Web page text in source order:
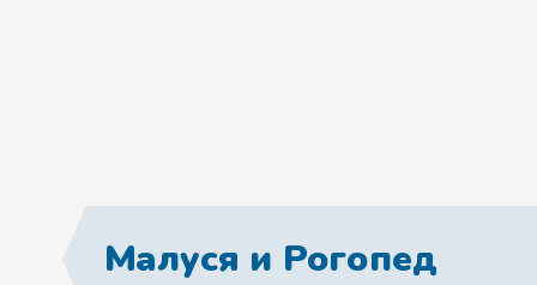
Малуся и Рогопед